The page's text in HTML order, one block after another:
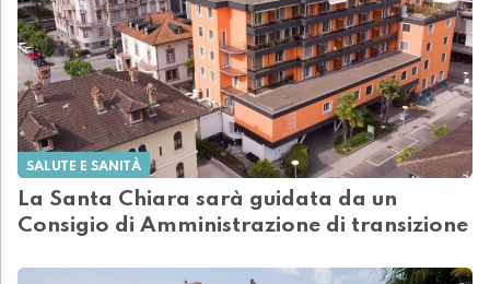
SALUTE E SANITÀ
La Santa Chiara sarà guidata da un
Consigio di Amministrazione di transizione